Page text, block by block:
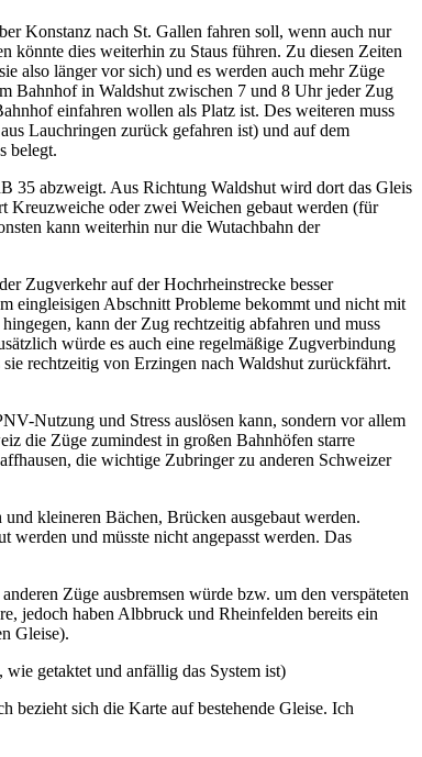
Konstanz nach St. Gallen fahren soll, wenn auch nur
könnte dies weiterhin zu Staus führen. Zu diesen Zeiten
also länger vor sich) und es werden auch mehr Züge
Bahnhof in Waldshut zwischen 7 und 8 Uhr jeder Zug
einfahren wollen als Platz ist. Des weiteren muss
Lauchringen zurück gefahren ist) und auf dem
belegt.
35 abzweigt. Aus Richtung Waldshut wird dort das Gleis
Kreuzweiche oder zwei Weichen gebaut werden (für
kann weiterhin nur die Wutachbahn der
Zugverkehr auf der Hochrheinstrecke besser
eingleisigen Abschnitt Probleme bekommt und nicht mit
kann der Zug rechtzeitig abfahren und muss
würde es auch eine regelmäßige Zugverbindung
rechtzeitig von Erzingen nach Waldshut zurückfährt.
Nutzung und Stress auslösen kann, sondern vor allem
die Züge zumindest in großen Bahnhöfen starre
die wichtige Zubringer zu anderen Schweizer
kleineren Bächen, Brücken ausgebaut werden.
werden und müsste nicht angepasst werden. Das
Züge ausbremsen würde bzw. um den verspäteten
jedoch haben Albbruck und Rheinfelden bereits ein
Gleise).
getaktet und anfällig das System ist)
bezieht sich die Karte auf bestehende Gleise. Ich